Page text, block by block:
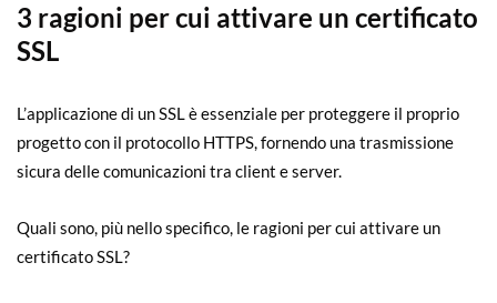
3 ragioni per cui attivare un certificato
SSL
L’applicazione di un SSL è essenziale per proteggere il proprio
progetto con il protocollo HTTPS, fornendo una trasmissione
sicura delle comunicazioni tra client e server.
Quali sono, più nello specifico, le ragioni per cui attivare un
certificato SSL?